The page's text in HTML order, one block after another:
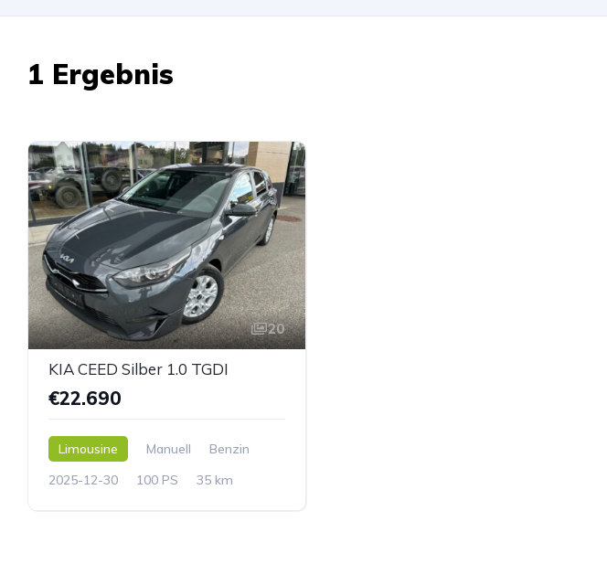
1 Ergebnis
20
KIA CEED Silber 1.0 TGDI
€22.690
Limousine Manuell
Benzin
2025-12-30
100 PS 35 km